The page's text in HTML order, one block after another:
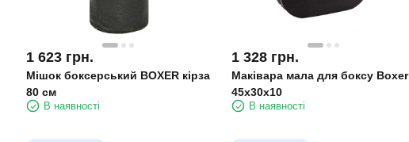
1 623 грн.
Мішок боксерський BOXER кірза
80 см
В наявності
1 328 грн.
Маківара мала для боксу Boxer
45x30x10
В наявності